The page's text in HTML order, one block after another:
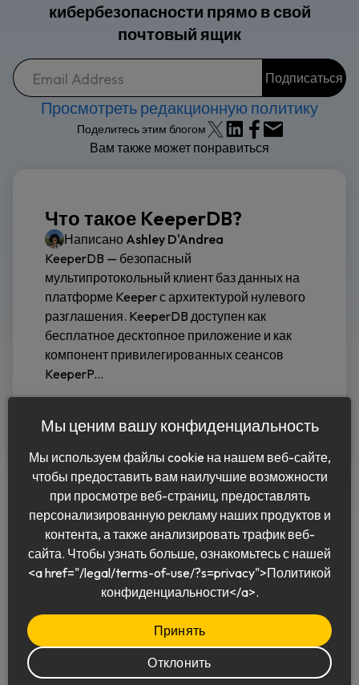
кибербезопасности прямо в свой
почтовый ящик
Просмотреть редакционную политику
Поделитесь этим блогом
Вам также может понравиться
Что такое KeeperDB?
Написано Ashley D'Andrea
KeeperDB — безопасный
мультипротокольный клиент баз данных на
платформе Keeper с архитектурой нулевого
разглашения. KeeperDB доступен как
бесплатное десктопное приложение и как
компонент привилегированных сеансов
KeeperP...
Читать дальше
Pусский
© 2026 Keeper Security, Inc.
Мы ценим вашу конфиденциальность
Мы используем файлы cookie на нашем веб-сайте,
чтобы предоставить вам наилучшие возможности
при просмотре веб-страниц, предоставлять
персонализированную рекламу наших продуктов и
контента, а также анализировать трафик веб-
сайта. Чтобы узнать больше, ознакомьтесь с нашей
<a href="/legal/terms-of-use/?s=privacy">Политикой
конфиденциальности</a>.
Принять
Отклонить